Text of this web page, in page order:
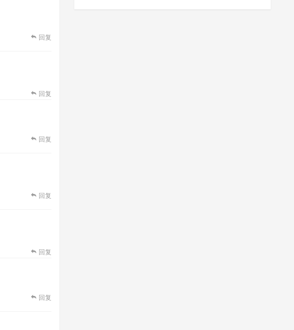
回复
回复
回复
回复
回复
回复